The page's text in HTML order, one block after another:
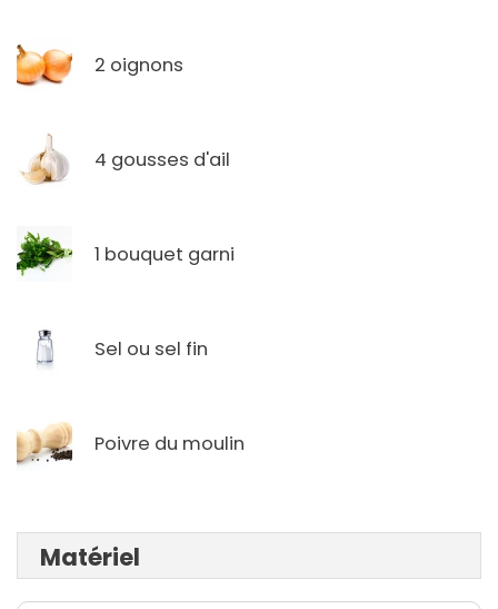
2 oignons
4 gousses d'ail
1 bouquet garni
Sel ou sel fin
Poivre du moulin
Matériel